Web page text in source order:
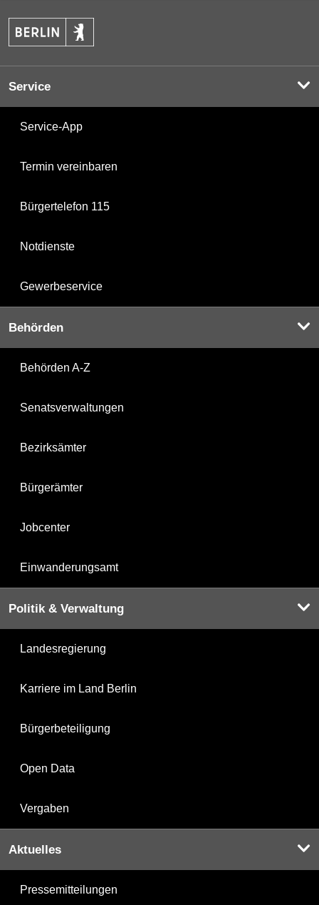
Service
Service-App
Termin vereinbaren
Bürgertelefon 115
Notdienste
Gewerbeservice
Behörden
Behörden A-Z
Senatsverwaltungen
Bezirksämter
Bürgerämter
Jobcenter
Einwanderungsamt
Politik & Verwaltung
Landesregierung
Karriere im Land Berlin
Bürgerbeteiligung
Open Data
Vergaben
Aktuelles
Pressemitteilungen